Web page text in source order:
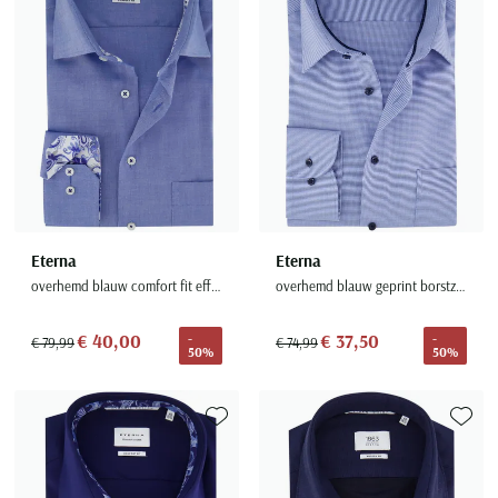
Eterna
overhemd blauw comfort fit effen borstzak
€ 79,99€ 40,00
-
50%
Eterna
overhemd blauw geprint borstzak semi-wide collar
€ 74,99€ 37,50
-
50%
Toevoegen aan favorieten